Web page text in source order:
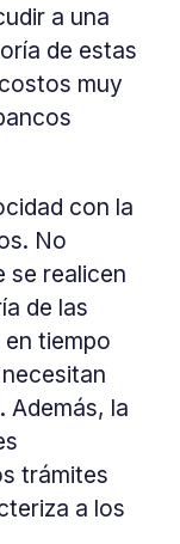
a una
de estas
muy
con la
No
se realicen
de las
tiempo
Además, la
trámites
a los